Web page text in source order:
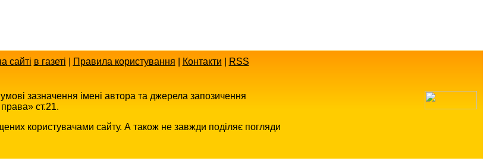
сайті в газеті Правила користування Контакти RSS
зазначення імені автора та джерела запозичення
ст.21.
користувачами сайту. А також не завжди поділяє погляди